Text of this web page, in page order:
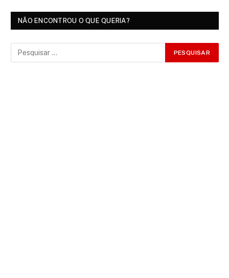
NÃO ENCONTROU O QUE QUERIA?